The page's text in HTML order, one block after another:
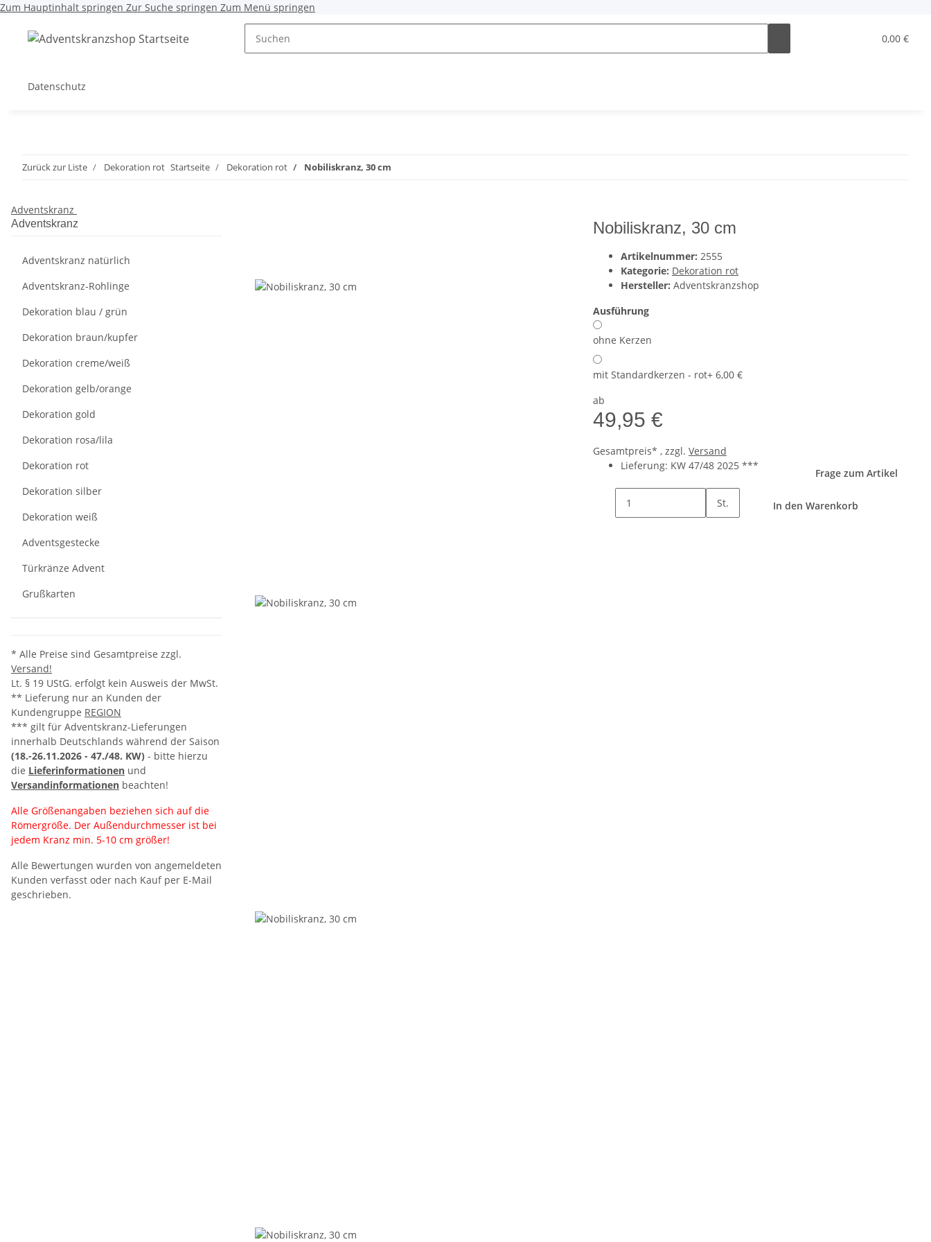
Zum Hauptinhalt springen Zur Suche springen Zum Menü springen
0,00 €
Datenschutz
Zurück zur Liste Dekoration rot Startseite Dekoration rot Nobiliskranz, 30 cm
Nobiliskranz, 30 cm
Artikelnummer: 2555
Kategorie: Dekoration rot
Hersteller: Adventskranzshop
Ausführung
ohne Kerzen
mit Standardkerzen - rot+ 6,00 €
ab
49,95 €
Gesamtpreis* , zzgl. Versand
Lieferung: KW 47/48 2025 ***
Frage zum Artikel
St. In den Warenkorb
Adventskranz
Adventskranz
Adventskranz natürlich
Adventskranz-Rohlinge
Dekoration blau / grün
Dekoration braun/kupfer
Dekoration creme/weiß
Dekoration gelb/orange
Dekoration gold
Dekoration rosa/lila
Dekoration rot
Dekoration silber
Dekoration weiß
Adventsgestecke
Türkränze Advent
Grußkarten
* Alle Preise sind Gesamtpreise zzgl.
Versand!
Lt. § 19 UStG. erfolgt kein Ausweis der MwSt.
** Lieferung nur an Kunden der
Kundengruppe REGION
*** gilt für Adventskranz-Lieferungen
innerhalb Deutschlands während der Saison
(18.-26.11.2026 - 47./48. KW) - bitte hierzu
die Lieferinformationen und
Versandinformationen beachten!
Alle Größenangaben beziehen sich auf die
Römergröße. Der Außendurchmesser ist bei
jedem Kranz min. 5-10 cm größer!
Alle Bewertungen wurden von angemeldeten
Kunden verfasst oder nach Kauf per E-Mail
geschrieben.